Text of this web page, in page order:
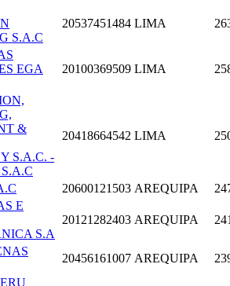
S.A.C
20537451484 LIMA
EGA
20100369509 LIMA
&
S.A.C. -
20418664542 LIMA
20600121503 AREQUIPA
E
S.A
20121282403 AREQUIPA
20456161007 AREQUIPA